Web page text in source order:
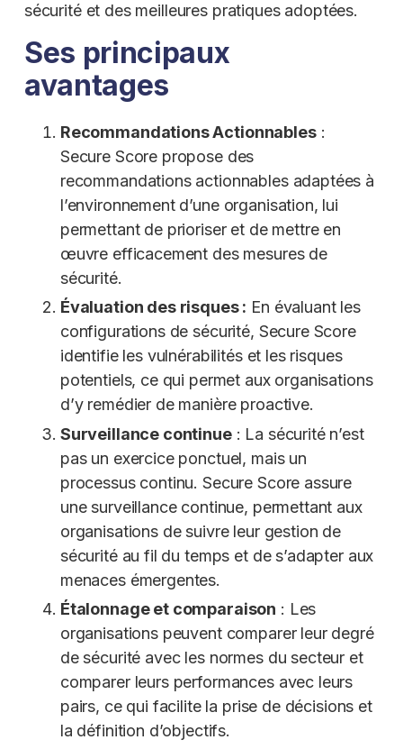
sécurité et des meilleures pratiques adoptées.
Ses principaux
avantages
Recommandations Actionnables:
Secure Score propose des
recommandations actionnables adaptées à
l’environnement d’une organisation, lui
permettant de prioriser et de mettre en
œuvre efficacement des mesures de
sécurité.
Évaluation des risques : En évaluant les
configurations de sécurité, Secure Score
identifie les vulnérabilités et les risques
potentiels, ce qui permet aux organisations
d’y remédier de manière proactive.
Surveillance continue: La sécurité n’est
pas un exercice ponctuel, mais un
processus continu. Secure Score assure
une surveillance continue, permettant aux
organisations de suivre leur gestion de
sécurité au fil du temps et de s’adapter aux
menaces émergentes.
Étalonnage et comparaison : Les
organisations peuvent comparer leur degré
de sécurité avec les normes du secteur et
comparer leurs performances avec leurs
pairs, ce qui facilite la prise de décisions et
la définition d’objectifs.